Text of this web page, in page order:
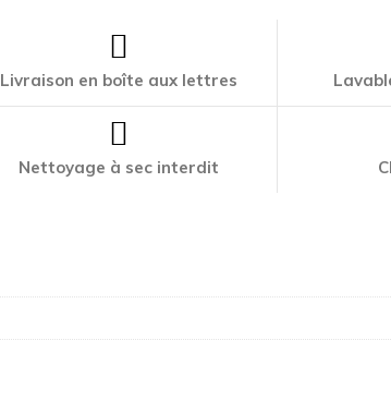
Livraison en boîte aux lettres
Nettoyage à sec interdit